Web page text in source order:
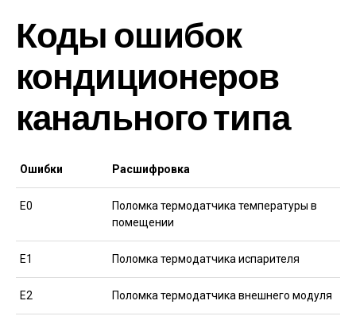
Коды ошибок
кондиционеров
канального типа
Ошибки Расшифровка
Е0
Поломка термодатчика температуры в
помещении
Е1 Поломка термодатчика испарителя
Е2 Поломка термодатчика внешнего модуля